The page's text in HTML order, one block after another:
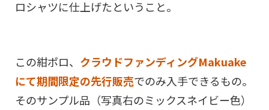
ロシャツに仕上げたということ。
この紺ポロ、 クラウドファンディングMakuake
にて期間限定の先行販売でのみ入手できるもの。
そのサンプル品（写真右のミックスネイビー色）